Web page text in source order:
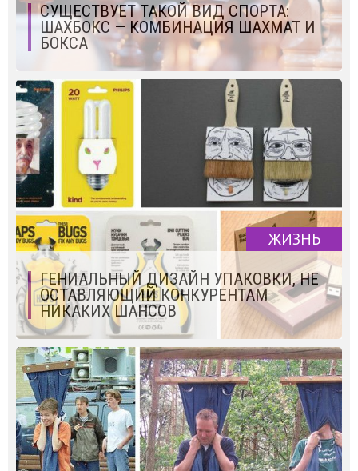
СУЩЕСТВУЕТ ТАКОЙ ВИД СПОРТА:
ШАХБОКС — КОМБИНАЦИЯ ШАХМАТ И
БОКСА
ЖИЗНЬ
ГЕНИАЛЬНЫЙ ДИЗАЙН УПАКОВКИ, НЕ
ОСТАВЛЯЮЩИЙ КОНКУРЕНТАМ
НИКАКИХ ШАНСОВ